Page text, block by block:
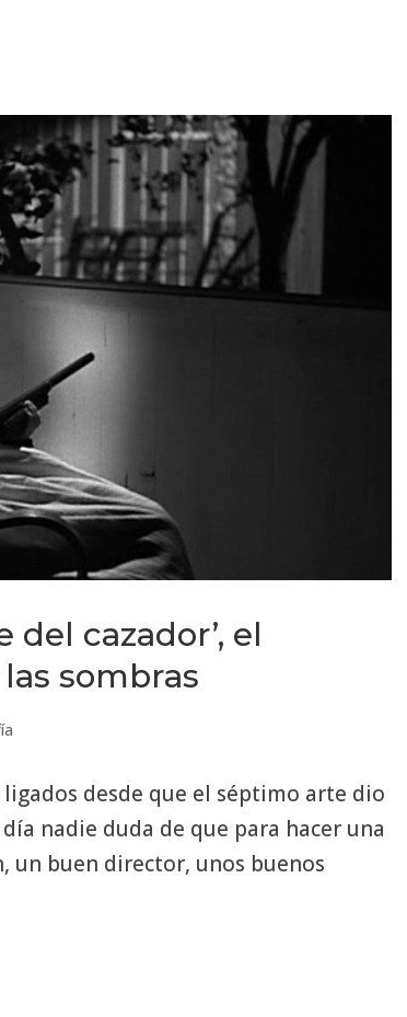
del cazador’, el
sombras
desde que el séptimo arte dio
nadie duda de que para hacer una
un buen director, unos buenos